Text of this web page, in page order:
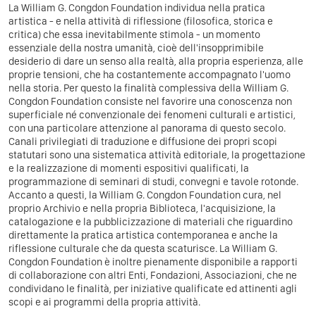
La William G. Congdon Foundation individua nella pratica
artistica - e nella attività di riflessione (filosofica, storica e
critica) che essa inevitabilmente stimola - un momento
essenziale della nostra umanità, cioè dell'insopprimibile
desiderio di dare un senso alla realtà, alla propria esperienza, alle
proprie tensioni, che ha costantemente accompagnato l'uomo
nella storia. Per questo la finalità complessiva della William G.
Congdon Foundation consiste nel favorire una conoscenza non
superficiale né convenzionale dei fenomeni culturali e artistici,
con una particolare attenzione al panorama di questo secolo.
Canali privilegiati di traduzione e diffusione dei propri scopi
statutari sono una sistematica attività editoriale, la progettazione
e la realizzazione di momenti espositivi qualificati, la
programmazione di seminari di studi, convegni e tavole rotonde.
Accanto a questi, la William G. Congdon Foundation cura, nel
proprio Archivio e nella propria Biblioteca, l'acquisizione, la
catalogazione e la pubblicizzazione di materiali che riguardino
direttamente la pratica artistica contemporanea e anche la
riflessione culturale che da questa scaturisce. La William G.
Congdon Foundation è inoltre pienamente disponibile a rapporti
di collaborazione con altri Enti, Fondazioni, Associazioni, che ne
condividano le finalità, per iniziative qualificate ed attinenti agli
scopi e ai programmi della propria attività.